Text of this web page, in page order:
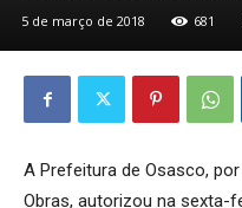
5 de março de 2018 681
A Prefeitura de Osasco,
Obras, autorizou na sexta-